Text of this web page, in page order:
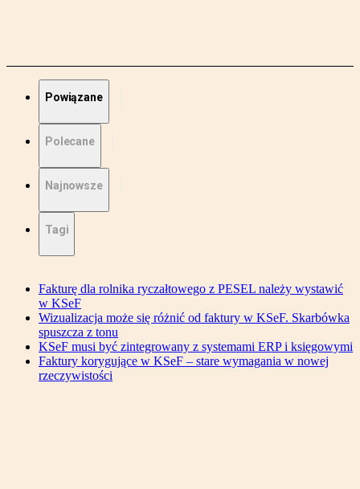
Powiązane
Polecane
Najnowsze
Tagi
Fakturę dla rolnika ryczałtowego z PESEL należy wystawić
w KSeF
Wizualizacja może się różnić od faktury w KSeF. Skarbówka
spuszcza z tonu
KSeF musi być zintegrowany z systemami ERP i księgowymi
Faktury korygujące w KSeF – stare wymagania w nowej
rzeczywistości